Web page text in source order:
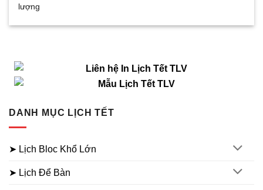
lượng
DANH MỤC LỊCH TẾT
➤ Lịch Bloc Khổ Lớn
➤ Lịch Để Bàn